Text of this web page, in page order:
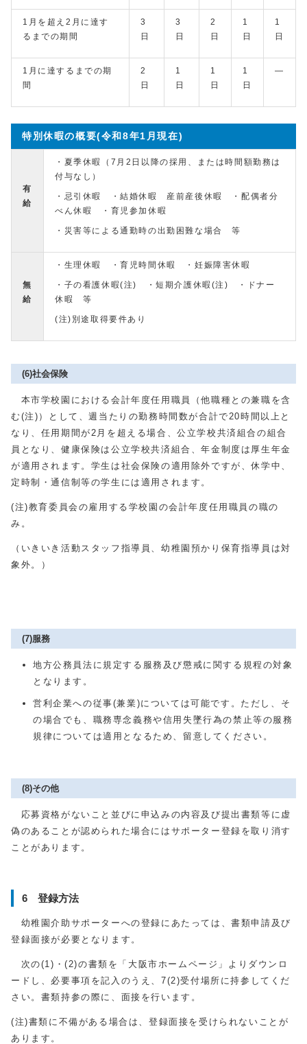
1月を超え2月に達す
るまでの期間
3
日
3
日
2
日
1
日
1
日
1月に達するまでの期
間
2
日
1
日
1
日
1
日
―
特別休暇の概要(令和8年1月現在)
有
給
・夏季休暇（7月2日以降の採用、または時間額勤務は
付与なし）
・忌引休暇 ・結婚休暇 産前産後休暇 ・配偶者分
べん休暇 ・育児参加休暇
・災害等による通勤時の出勤困難な場合 等
無
給
・生理休暇 ・育児時間休暇 ・妊娠障害休暇
・子の看護休暇(注) ・短期介護休暇(注) ・ドナー
休暇 等
(注)別途取得要件あり
(6)社会保険
本市学校園における会計年度任用職員（他職種との兼職を含
む(注)）として、週当たりの勤務時間数が合計で20時間以上と
なり、任用期間が2月を超える場合、公立学校共済組合の組合
員となり、健康保険は公立学校共済組合、年金制度は厚生年金
が適用されます。学生は社会保険の適用除外ですが、休学中、
定時制・通信制等の学生には適用されます。
(注)教育委員会の雇用する学校園の会計年度任用職員の職の
み。
（いきいき活動スタッフ指導員、幼稚園預かり保育指導員は対
象外。）
(7)服務
地方公務員法に規定する服務及び懲戒に関する規程の対象
となります。
営利企業への従事(兼業)については可能です。ただし、そ
の場合でも、職務専念義務や信用失墜行為の禁止等の服務
規律については適用となるため、留意してください。
(8)その他
応募資格がないこと並びに申込みの内容及び提出書類等に虚
偽のあることが認められた場合にはサポーター登録を取り消す
ことがあります。
6 登録方法
幼稚園介助サポーターへの登録にあたっては、書類申請及び
登録面接が必要となります。
次の(1)・(2)の書類を「大阪市ホームページ」よりダウンロ
ードし、必要事項を記入のうえ、7(2)受付場所に持参してくだ
さい。書類持参の際に、面接を行います。
(注)書類に不備がある場合は、登録面接を受けられないことが
あります。